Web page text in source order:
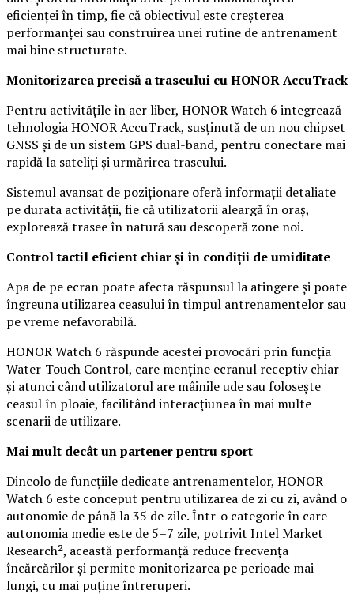
eficienței în timp, fie că obiectivul este creșterea
performanței sau construirea unei rutine de antrenament
mai bine structurate.
Monitorizarea precisă a traseului cu HONOR AccuTrack
Pentru activitățile în aer liber, HONOR Watch 6 integrează
tehnologia HONOR AccuTrack, susținută de un nou chipset
GNSS și de un sistem GPS dual-band, pentru conectare mai
rapidă la sateliți și urmărirea traseului.
Sistemul avansat de poziționare oferă informații detaliate
pe durata activității, fie că utilizatorii aleargă în oraș,
explorează trasee în natură sau descoperă zone noi.
Control tactil eficient chiar și în condiții de umiditate
Apa de pe ecran poate afecta răspunsul la atingere și poate
îngreuna utilizarea ceasului în timpul antrenamentelor sau
pe vreme nefavorabilă.
HONOR Watch 6 răspunde acestei provocări prin funcția
Water-Touch Control, care menține ecranul receptiv chiar
și atunci când utilizatorul are mâinile ude sau folosește
ceasul în ploaie, facilitând interacțiunea în mai multe
scenarii de utilizare.
Mai mult decât un partener pentru sport
Dincolo de funcțiile dedicate antrenamentelor, HONOR
Watch 6 este conceput pentru utilizarea de zi cu zi, având o
autonomie de până la 35 de zile. Într-o categorie în care
autonomia medie este de 5–7 zile, potrivit Intel Market
Research², această performanță reduce frecvența
încărcărilor și permite monitorizarea pe perioade mai
lungi, cu mai puține întreruperi.